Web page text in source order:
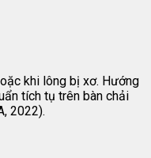
khi lông bị xơ. Hướng
tích tụ trên bàn chải
2022).